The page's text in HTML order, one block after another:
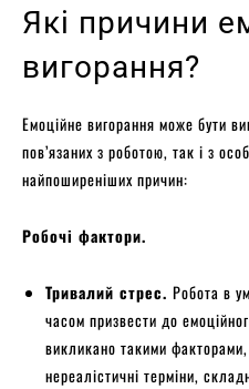
Які причини
вигорання?
Емоційне вигорання може бути
пов’язаних з роботою, так і з
найпоширеніших причин:
Робочі фактори.
Тривалий стрес. Робота в
часом призвести до
викликано такими
нереалістичні терміни,